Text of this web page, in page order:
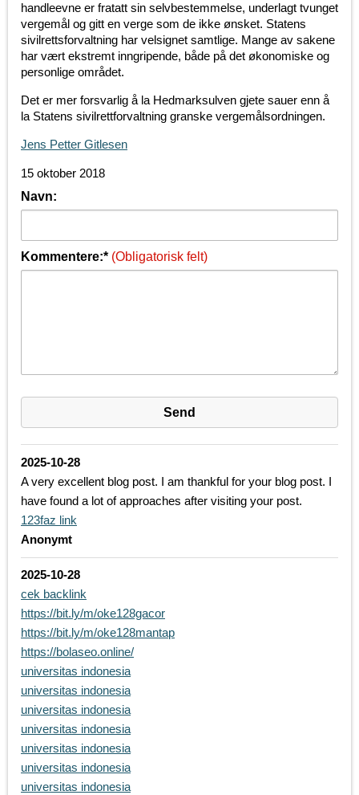
handleevne er fratatt sin selvbestemmelse, underlagt tvunget
vergemål og gitt en verge som de ikke ønsket. Statens
sivilrettsforvaltning har velsignet samtlige. Mange av sakene
har vært ekstremt inngripende, både på det økonomiske og
personlige området.
Det er mer forsvarlig å la Hedmarksulven gjete sauer enn å
la Statens sivilrettforvaltning granske vergemålsordningen.
Jens Petter Gitlesen
15 oktober 2018
Navn:
Kommentere:* (Obligatorisk felt)
2025-10-28
A very excellent blog post. I am thankful for your blog post. I
have found a lot of approaches after visiting your post.
123faz link
Anonymt
2025-10-28
cek backlink
https://bit.ly/m/oke128gacor
https://bit.ly/m/oke128mantap
https://bolaseo.online/
universitas indonesia
universitas indonesia
universitas indonesia
universitas indonesia
universitas indonesia
universitas indonesia
universitas indonesia